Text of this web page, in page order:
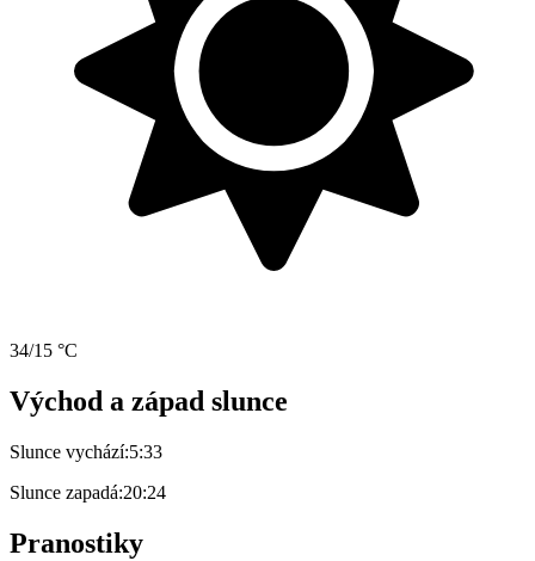
34/15 °C
Východ a západ slunce
Slunce vychází:5:33
Slunce zapadá:20:24
Pranostiky